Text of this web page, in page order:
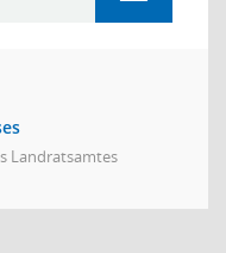
Landratsamtes